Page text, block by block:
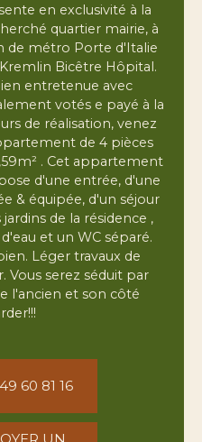
en exclusivité à la
quartier mairie, à
de métro Porte d'Italie
Bicêtre Hôpital.
entretenue avec
votés e payé à la
de réalisation, venez
de 4 pièces
. Cet appartement
d'une entrée, d'une
& équipée, d'un séjour
de la résidence ,
et un WC séparé.
Léger travaux de
Vous serez séduit par
l'ancien et son côté
60 81 16